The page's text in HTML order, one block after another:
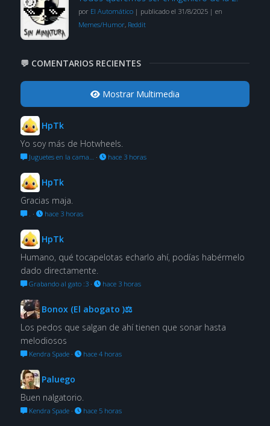
por El Automático| publicado el 31/8/2025| en
Memes/Humor, Reddit
💬 COMENTARIOS RECIENTES
Mostrar Multimedia
HpTk
Yo soy más de Hotwheels.
Juguetes en la cama… · hace 3 horas
HpTk
Gracias maja.
. · hace 3 horas
HpTk
Humano, qué tocapelotas echarlo ahí, podías habérmelo
dado directamente.
Grabando al gato :3· hace 3 horas
Bonox (El abogato )⚖
Los pedos que salgan de ahí tienen que sonar hasta
melodiosos
Kendra Spade· hace 4 horas
Paluego
Buen nalgatorio.
Kendra Spade· hace 5 horas